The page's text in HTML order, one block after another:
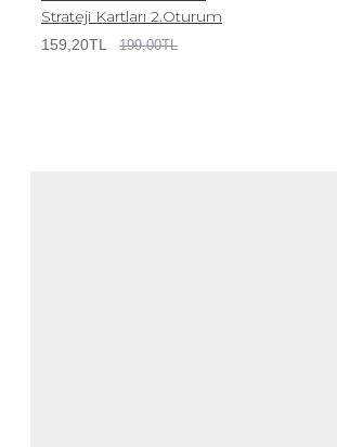
Strateji Kartları 2.Oturum
159,20TL 199,00TL